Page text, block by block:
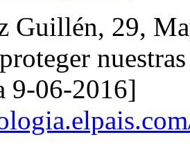
Guillén, 29,
9-06-2016]